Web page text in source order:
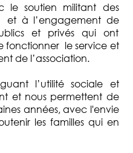
soutien militant des
et à l’engagement de
et privés qui ont
fonctionner le service et
de l’association.
l’utilité sociale et
et nous permettent de
années, avec l'envie
les familles qui en